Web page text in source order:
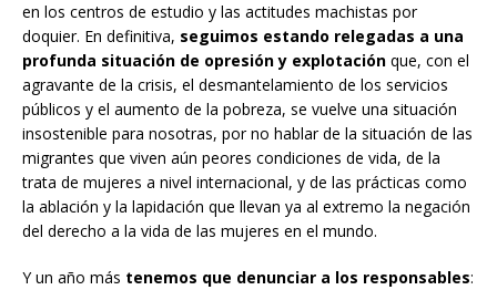
en los centros de estudio y las actitudes machistas por
doquier. En definitiva, seguimos estando relegadas a una
profunda situación de opresión y explotación que, con el
agravante de la crisis, el desmantelamiento de los servicios
públicos y el aumento de la pobreza, se vuelve una situación
insostenible para nosotras, por no hablar de la situación de las
migrantes que viven aún peores condiciones de vida, de la
trata de mujeres a nivel internacional, y de las prácticas como
la ablación y la lapidación que llevan ya al extremo la negación
del derecho a la vida de las mujeres en el mundo.
Y un año más tenemos que denunciar a los responsables: